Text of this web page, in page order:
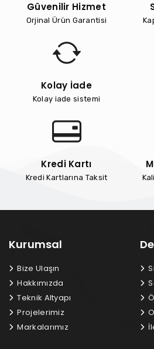
Güvenilir Hizmet
Orjinal Ürün Garantisi
Kolay İade
Kolay iade sistemi
Kredi Kartı
Kredi Kartlarına Taksit
Kurumsal
Bize Ulaşın
Hakkımızda
Teknik Altyapı
Projelerimiz
Markalarımız